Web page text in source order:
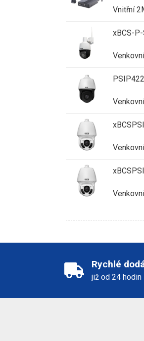
Vnitřní
xBCS-
Rychlé
již od 24 hodin